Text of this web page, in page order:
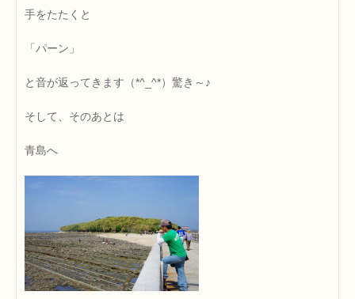
手をたたくと
「パーン」
と音が返ってきます（*^_^*）驚き～♪
そして、そのあとは
青島へ